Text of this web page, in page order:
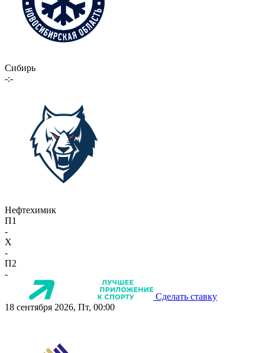
Сибирь
-:-
Нефтехимик
П1
-
X
-
П2
-
Сделать ставку
18 сентября 2026, Пт, 00:00